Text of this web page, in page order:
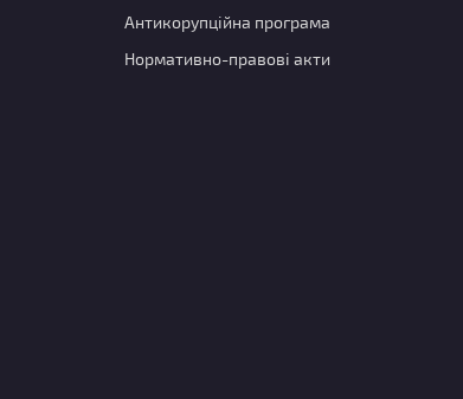
Антикорупційна програма
Нормативно-правові акти